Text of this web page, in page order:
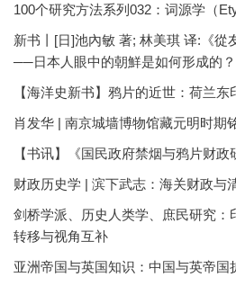
100个研究方法系列032：词源学（
新书丨[日]池內敏 著; 林美琪 译:《從
──日本人眼中的朝鮮是如何形成的
【海洋史新书】鸦片的近世：荷兰东
肖发华 | 南京城墙博物馆藏元明时期
【书讯】《国民政府禁烟与鸦片财政
财政历史学 | 滨下武志：海关财政与
剑桥学派、历史人类学、庶民研究：
转移与视角互补
亚洲帝国与英国知识：中国与英帝国